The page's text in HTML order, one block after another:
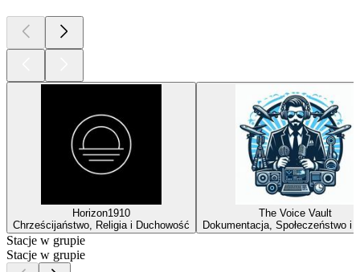
Horizon1910
Chrześcijaństwo, Religia i Duchowość
The Voice Vault
Dokumentacja, Społeczeństwo i
Stacje w grupie
Stacje w grupie